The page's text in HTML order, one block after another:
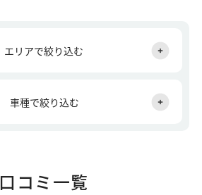
エリアで絞り込む
車種で絞り込む
口コミ一覧